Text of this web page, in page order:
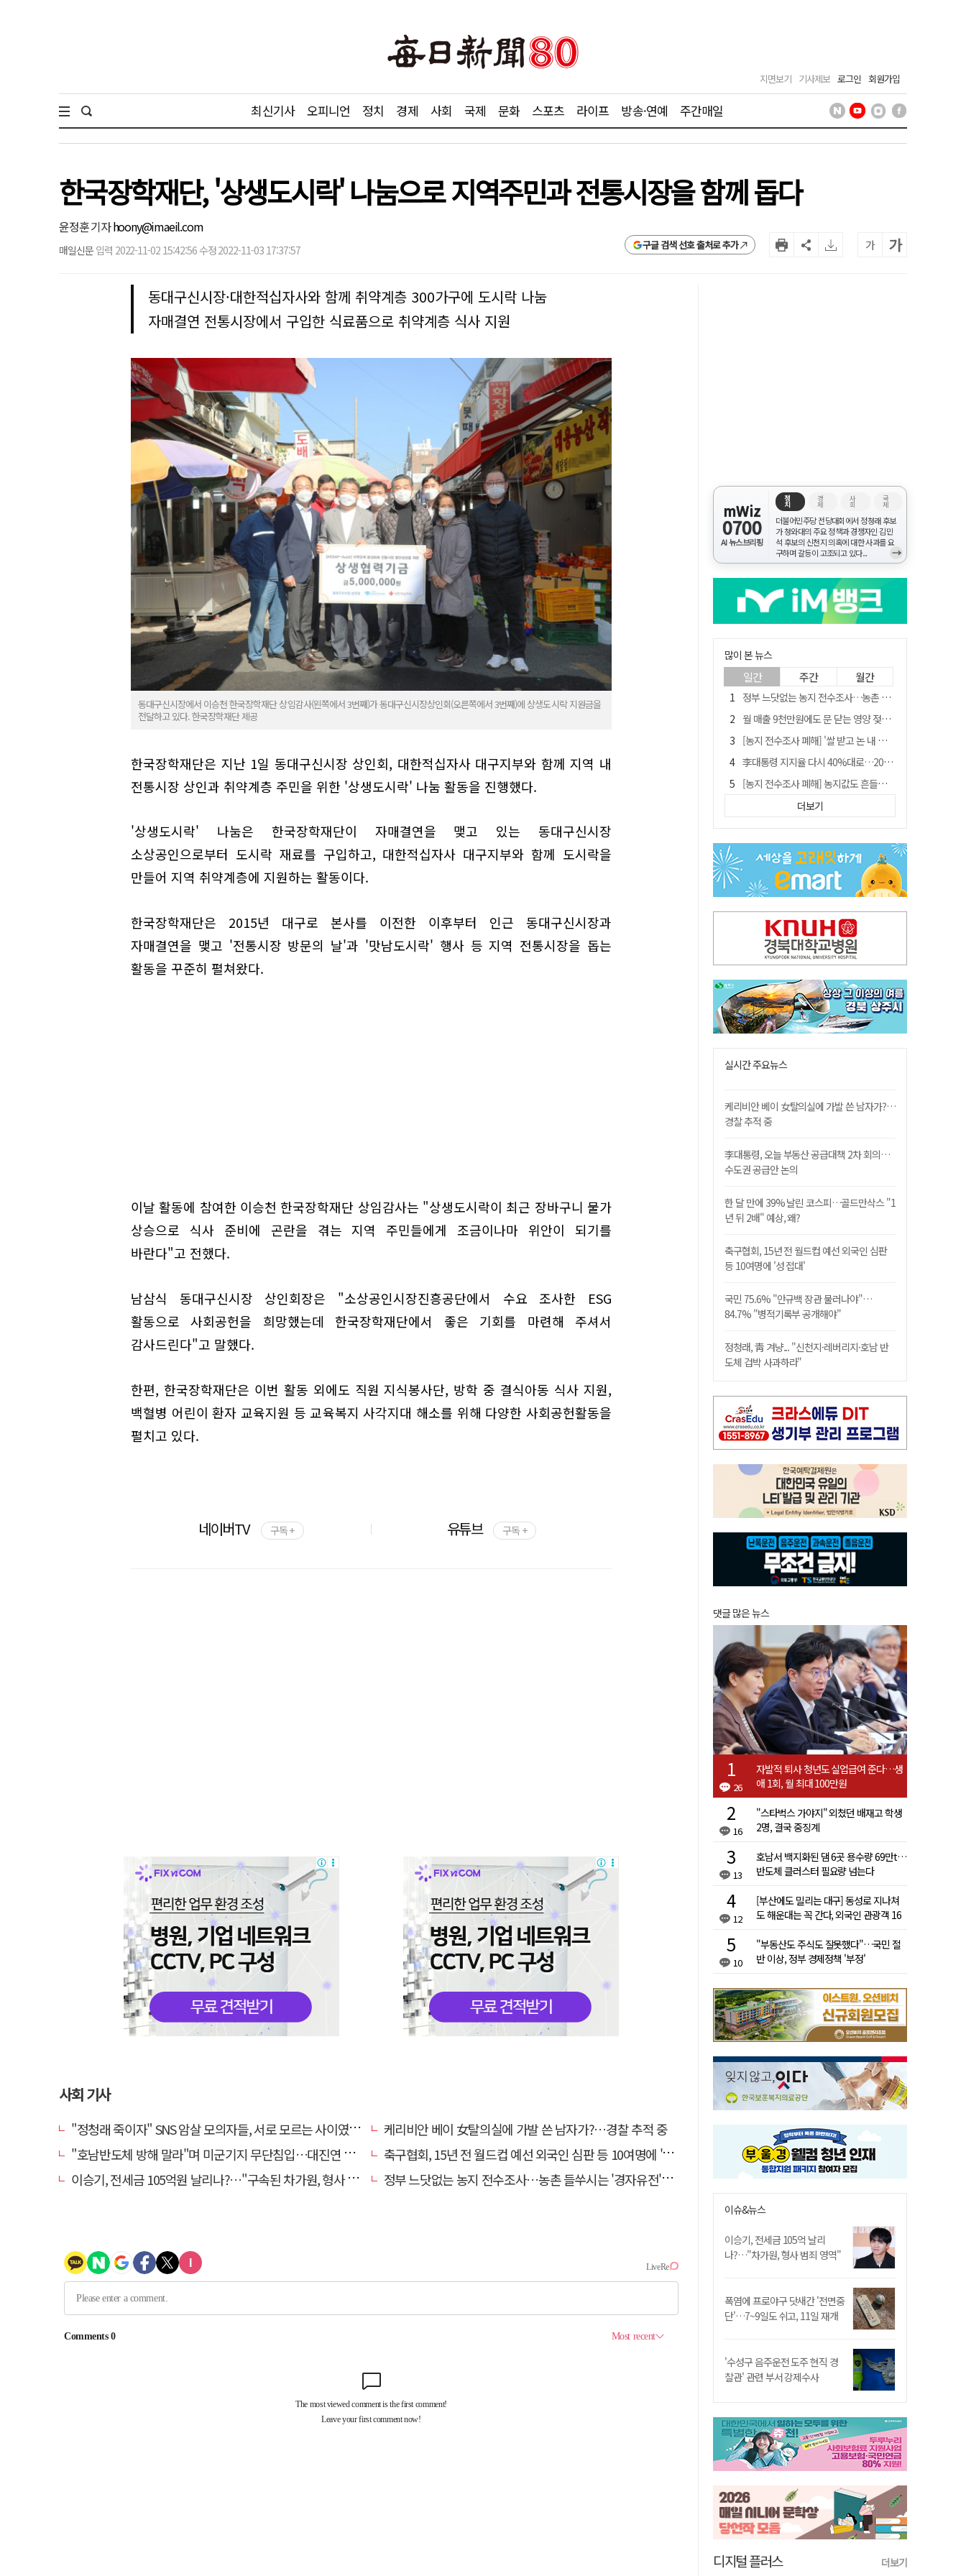
지면보기 기사제보 로그인 회원가입
최신기사 오피니언 정치 경제 사회 국제 문화 스포츠 라이프 방송·연예 주간매일
한국장학재단, '상생도시락' 나눔으로 지역주민과 전통시장을 함께 돕다
윤정훈 기자hoony@imaeil.com
매일신문 입력 2022-11-02 15:42:56 수정 2022-11-03 17:37:57 구글 검색 선호 출처로 추가 가 가
동대구신시장·대한적십자사와 함께 취약계층 300가구에 도시락 나눔
자매결연 전통시장에서 구입한 식료품으로 취약계층 식사 지원
동대구신시장에서 이승천 한국장학재단 상임감사(왼쪽에서 3번째)가 동대구신시장상인회(오른쪽에서 3번째)에 상생도시락 지원금을
전달하고 있다. 한국장학재단 제공
한국장학재단은 지난 1일 동대구신시장 상인회, 대한적십자사 대구지부와 함께 지역 내
전통시장 상인과 취약계층 주민을 위한 '상생도시락' 나눔 활동을 진행했다.
'상생도시락' 나눔은 한국장학재단이 자매결연을 맺고 있는 동대구신시장
소상공인으로부터 도시락 재료를 구입하고, 대한적십자사 대구지부와 함께 도시락을
만들어 지역 취약계층에 지원하는 활동이다.
한국장학재단은 2015년 대구로 본사를 이전한 이후부터 인근 동대구신시장과
자매결연을 맺고 '전통시장 방문의 날'과 '맛남도시락' 행사 등 지역 전통시장을 돕는
활동을 꾸준히 펼쳐왔다.
이날 활동에 참여한 이승천 한국장학재단 상임감사는 "상생도시락이 최근 장바구니 물가
상승으로 식사 준비에 곤란을 겪는 지역 주민들에게 조금이나마 위안이 되기를
바란다"고 전했다.
남삼식 동대구신시장 상인회장은 "소상공인시장진흥공단에서 수요 조사한 ESG
활동으로 사회공헌을 희망했는데 한국장학재단에서 좋은 기회를 마련해 주셔서
감사드린다"고 말했다.
한편, 한국장학재단은 이번 활동 외에도 직원 지식봉사단, 방학 중 결식아동 식사 지원,
백혈병 어린이 환자 교육지원 등 교육복지 사각지대 해소를 위해 다양한 사회공헌활동을
펼치고 있다.
네이버TV 구독 + 유튜브 구독 +
사회 기사
"정청래 죽이자" SNS 암살 모의자들, 서로 모르는 사이였다…檢송치
케리비안 베이 女탈의실에 가발 쓴 남자가?…경찰 추적 중
"호남반도체 방해 말라"며 미군기지 무단침입…대진연 회원 3명 '구속'
축구협회, 15년 전 월드컵 예선 외국인 심판 등 10여명에 '성 접대'
이승기, 전세금 105억원 날리나?…"구속된 차가원, 형사 범죄 영역"
정부 느닷없는 농지 전수조사…농촌 들쑤시는 '경자유전'의 칼날
mWiz
0700
AI 뉴스브리핑
정
치
경
제
사
회
국
제
더불어민주당 전당대회에서 정청래 후보
가 청와대의 주요 정책과 경쟁자인 김민
석 후보의 신천지 의혹에 대한 사과를 요
구하며 갈등이 고조되고 있다...
→
많이 본 뉴스
일간 주간 월간
정부 느닷없는 농지 전수조사…농촌 들쑤시는 '경자유전'의 칼날
월 매출 9천만원에도 문 닫는 영양 젖소농장… "일할 사람이 없어"
[농지 전수조사 폐해] '쌀 받고 논 내 준' 도지농 이제 어쩌나?
李대통령 지지율 다시 40%대로…20대는 18.8%p 급락
[농지 전수조사 폐해] 농지값도 흔들리나…"도지 막히면 헐값 매물 나올 수도"
유승민 "尹 졸업한 서울대 법대·충암고도 없애야"…李 육사 통합 직격
국민 51.9% "李 대통령 재판 재개 필요하다"
경북 영천시, 9월부터 11월까지 반값 여행 혜택 제공
아쉬운 태클
더보기
실시간 주요뉴스
케리비안 베이 女탈의실에 가발 쓴 남자가?…
경찰 추적 중
李대통령, 오늘 부동산 공급대책 2차 회의…
수도권 공급안 논의
한 달 만에 39% 날린 코스피…골드만삭스 "1
년 뒤 2배" 예상, 왜?
축구협회, 15년 전 월드컵 예선 외국인 심판
등 10여명에 '성 접대'
국민 75.6% "안규백 장관 물러나야"…
84.7% "병적기록부 공개해야"
정청래, 靑 겨냥... "신천지·레버리지·호남 반
도체 겁박 사과하라"
댓글 많은 뉴스
26
자발적 퇴사 청년도 실업급여 준다…생
애 1회, 월 최대 100만원
16
"스타벅스 가야지" 외쳤던 배재고 학생
2명, 결국 중징계
13
호남서 백지화된 댐 6곳 용수량 69만t…
반도체 클러스터 필요량 넘는다
12
[부산에도 밀리는 대구] 동성로 지나쳐
도 해운대는 꼭 간다, 외국인 관광객 16
10
"부동산도 주식도 잘못했다"…국민 절
반 이상, 정부 경제정책 '부정'
이슈&뉴스
이승기, 전세금 105억 날리
나?…"차가원, 형사 범죄 영역"
폭염에 프로야구 닷새간 '전면중
단'…7~9일도 쉬고, 11일 재개
'수성구 음주운전 도주 현직 경
찰관' 관련 부서 강제수사
디지털 플러스 더보기